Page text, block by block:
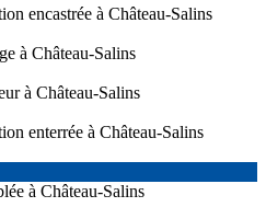
encastrée à Château-Salins
à Château-Salins
à Château-Salins
enterrée à Château-Salins
à Château-Salins